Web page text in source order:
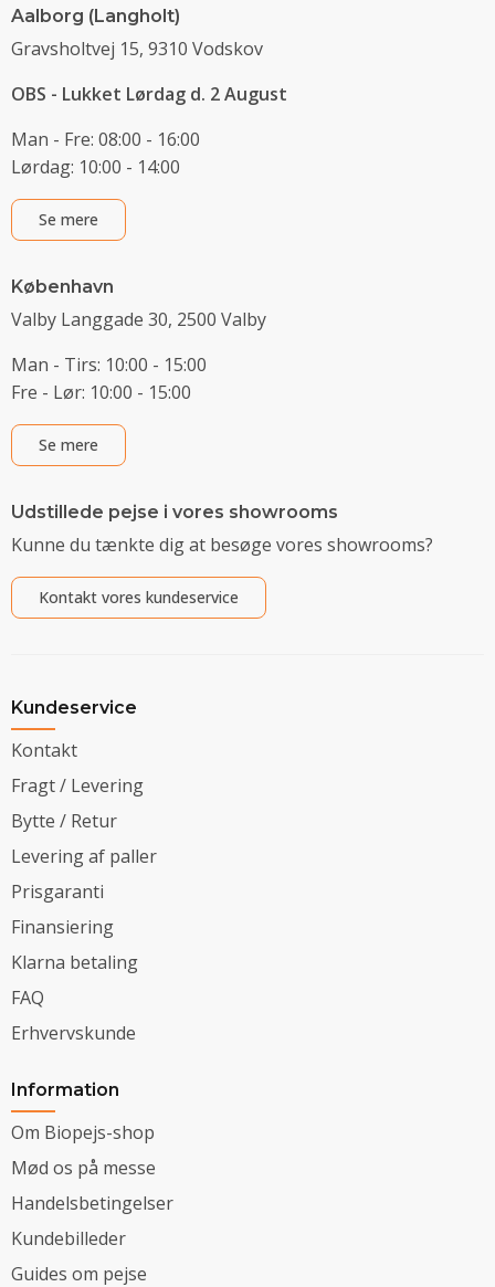
Aalborg (Langholt)
Gravsholtvej 15, 9310 Vodskov
OBS - Lukket Lørdag d. 2 August
Man - Fre: 08:00 - 16:00
Lørdag: 10:00 - 14:00
Se mere
København
Valby Langgade 30, 2500 Valby
Man - Tirs: 10:00 - 15:00
Fre - Lør: 10:00 - 15:00
Se mere
Udstillede pejse i vores showrooms
Kunne du tænkte dig at besøge vores showrooms?
Kontakt vores kundeservice
Kundeservice
Kontakt
Fragt / Levering
Bytte / Retur
Levering af paller
Prisgaranti
Finansiering
Klarna betaling
FAQ
Erhvervskunde
Information
Om Biopejs-shop
Mød os på messe
Handelsbetingelser
Kundebilleder
Guides om pejse